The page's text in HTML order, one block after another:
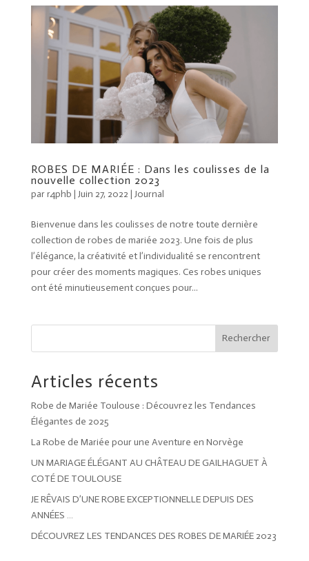
ROBES DE MARIÉE : Dans les coulisses de la
nouvelle collection 2023
parr4phb | Juin 27, 2022 | Journal
Bienvenue dans les coulisses de notre toute dernière
collection de robes de mariée 2023. Une fois de plus
l’élégance, la créativité et l’individualité se rencontrent
pour créer des moments magiques. Ces robes uniques
ont été minutieusement conçues pour...
Rechercher
Articles récents
Robe de Mariée Toulouse : Découvrez les Tendances
Élégantes de 2025
La Robe de Mariée pour une Aventure en Norvège
UN MARIAGE ÉLÉGANT AU CHÂTEAU DE GAILHAGUET À
COTÉ DE TOULOUSE
JE RÊVAIS D’UNE ROBE EXCEPTIONNELLE DEPUIS DES
ANNÉES …
DÉCOUVREZ LES TENDANCES DES ROBES DE MARIÉE 2023